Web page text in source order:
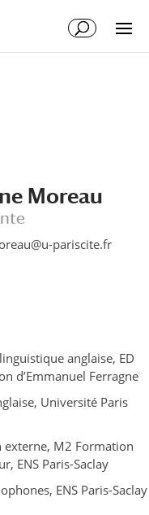
Moreau
pariscite.fr
anglaise, ED
d’Emmanuel Ferragne
Université Paris
externe, M2 Formation
ENS Paris-Saclay
ENS Paris-Saclay